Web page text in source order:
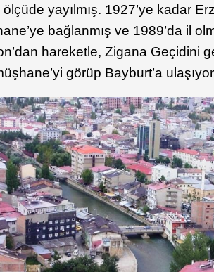
yayılmış. 1927’ye kadar
bağlanmış ve 1989’da il
hareketle, Zigana Geçidini
görüp Bayburt’a